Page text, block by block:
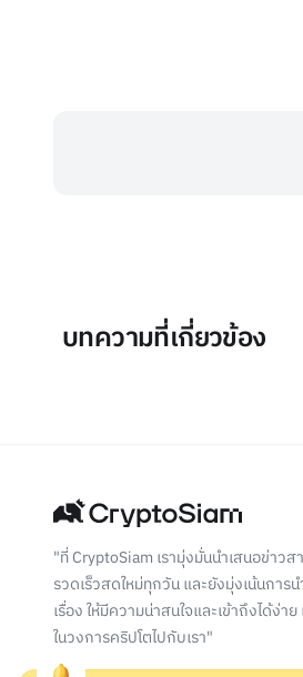
บทความที่เกี่ยวข้อง
"ที่ CryptoSiam เรามุ่งมั่นนำเสนอข่าว
รวดเร็วสดใหม่ทุกวัน และยังมุ่งเน้นการ
เรื่อง ให้มีความน่าสนใจและเข้าถึงได้ง่
ในวงการคริปโตไปกับเรา"